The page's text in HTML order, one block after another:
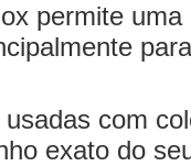
permite
com
exato do